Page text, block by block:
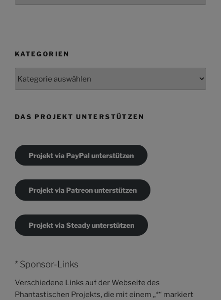
KATEGORIEN
DAS PROJEKT UNTERSTÜTZEN
Projekt via PayPal unterstützen
Projekt via Patreon unterstützen
Projekt via Steady unterstützen
* Sponsor-Links
Verschiedene Links auf der Webseite des
Phantastischen Projekts, die mit einem „*“ markiert